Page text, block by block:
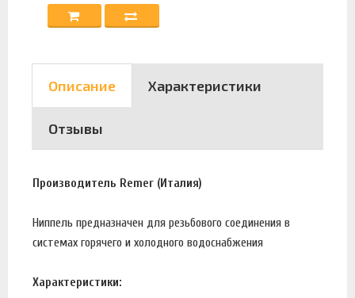
Описание Характеристики
Отзывы
Производитель Remer (Италия)
Ниппель предназначен для резьбового соединения в
системах горячего и холодного водоснабжения
Характеристики: